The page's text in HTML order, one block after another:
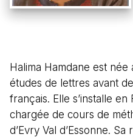
Halima Hamdane est
études de lettres avant
français. Elle s’installe
chargée de cours de
d’Evry Val d’Essonne.